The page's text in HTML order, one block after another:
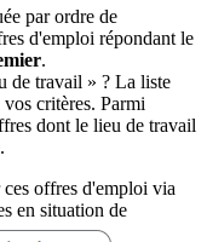
par ordre de
d'emploi répondant le
.
de travail » ? La liste
critères. Parmi
dont le lieu de travail
offres d'emploi via
en situation de